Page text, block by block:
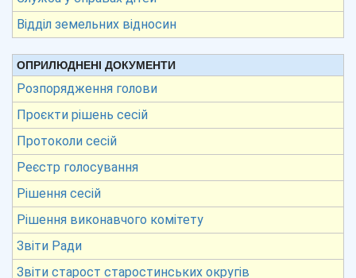
Відділ земельних відносин
ОПРИЛЮДНЕНІ ДОКУМЕНТИ
Розпорядження голови
Проєкти рішень сесій
Протоколи сесій
Реєстр голосування
Рішення сесій
Рішення виконавчого комітету
Звіти Ради
Звіти старост старостинських округів